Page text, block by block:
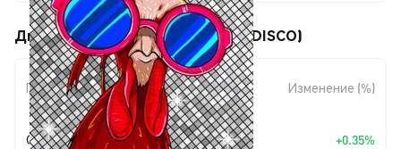
Движения цены DISCO Chicken (DISCO)
Период
Изменение
суммы
Изменение (%)
Сегодня +$0.076517 +0.35%